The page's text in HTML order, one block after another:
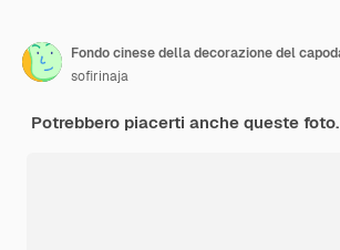
sofirinaja
Potrebbero piacerti anche queste foto.